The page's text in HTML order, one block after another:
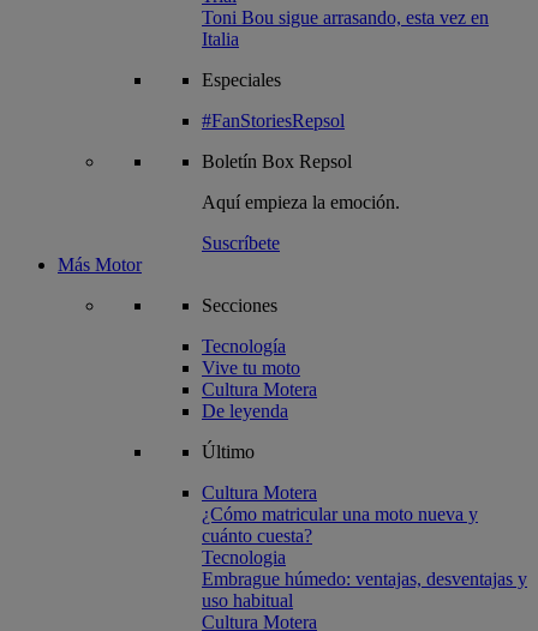
Toni Bou sigue arrasando, esta vez en
Italia
Especiales
#FanStoriesRepsol
Boletín Box Repsol
Aquí empieza la emoción.
Suscríbete
Más Motor
Secciones
Tecnología
Vive tu moto
Cultura Motera
De leyenda
Último
Cultura Motera
¿Cómo matricular una moto nueva y
cuánto cuesta?
Tecnologia
Embrague húmedo: ventajas, desventajas y
uso habitual
Cultura Motera